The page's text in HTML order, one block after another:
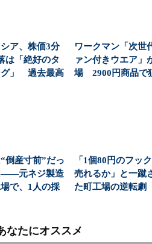
ア、株価3分
は「絶好のタ
グ」 過去最高
ワークマン「次世
ァン付きウエア」
場 2900円商品で
倒産寸前”だっ
――元ネジ製造
で、1人の採
「1個80円のフッ
売れるか」と一蹴
た町工場の逆転
なたにオススメ